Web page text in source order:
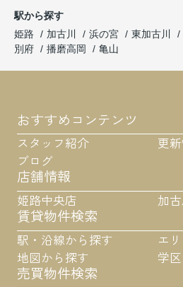
駅から探す
姫路
加古川 浜の宮 東加古川
別府
播磨高岡 亀山
おすすめコンテンツ
スタッフ紹介
更
ブログ
店舗情報
姫路中央店 加
賃貸物件検索
駅・沿線から探す
エ
地図から探す
学
売買物件検索